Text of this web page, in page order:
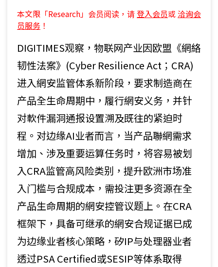
本文限「Research」会员阅读，请登入会员或 洽询会
员服务 ！
DIGITIMES观察，物联网产业因欧盟《網絡
韧性法案》(Cyber Resilience Act；CRA)
进入網安监管体系新阶段，要求制造商在
产品全生命周期中，履行網安义务，并针
对軟件漏洞通报设置溯及既往的紧迫时
程。对边缘AI业者而言，当产品聯網需求
增加、涉及重要运算任务时，将容易被划
入CRA监管高风险类别，提升欧洲市场准
入门槛与合规成本，需投注更多资源在全
产品生命周期的網安控管议题上。在CRA
框架下，具备可继承的網安合规证据已成
为边缘业者核心策略，矽IP与处理器业者
透过PSA Certified或SESIP等体系取得